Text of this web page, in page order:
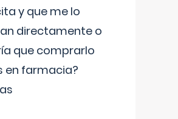
y que me lo
directamente o
que comprarlo
en farmacia?